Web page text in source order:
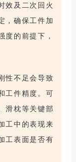
效及二次回火
，确保工件加
度的前提下，
性不足会导致
工件精度。可
滑枕等关键部
工中的表现来
工表面是否有